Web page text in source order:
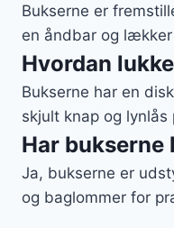
Bukserne er
en åndbar og
Hvordan
Bukserne har en
skjult knap og lynlås
Har bukserne
Ja, bukserne er
og baglommer for